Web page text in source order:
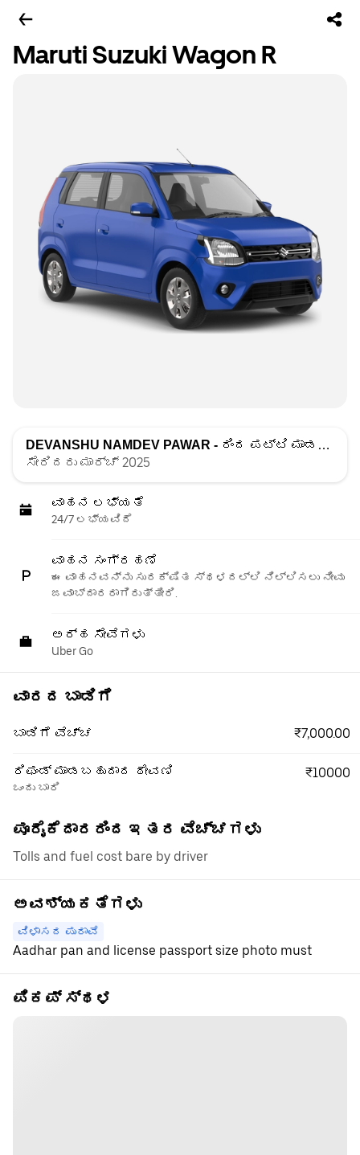
Maruti Suzuki Wagon R
DEVANSHU NAMDEV PAWAR - ರಿಂದ ಪಟ್ಟಿ ಮಾಡಲಾಗಿದೆ
ಸೇರಿದರು ಮಾರ್ಚ್ 2025
ವಾಹನ ಲಭ್ಯತೆ
24/7 ಲಭ್ಯವಿದೆ
ವಾಹನ ಸಂಗ್ರಹಣೆ
ಈ ವಾಹನವನ್ನು ಸುರಕ್ಷಿತ ಸ್ಥಳದಲ್ಲಿ ನಿಲ್ಲಿಸಲು ನೀವು
ಜವಾಬ್ದಾರರಾಗಿರುತ್ತೀರಿ.
ಅರ್ಹ ಸೇವೆಗಳು
Uber Go
ವಾರದ ಬಾಡಿಗೆ
ಬಾಡಿಗೆ ವೆಚ್ಚ ₹7,000.00
ರಿಫಂಡ್ ಮಾಡಬಹುದಾದ ಠೇವಣಿ
ಒಂದು ಬಾರಿ
₹10000
ಪೂರೈಕೆದಾರರಿಂದ ಇತರ ವೆಚ್ಚಗಳು
Tolls and fuel cost bare by driver
ಅವಶ್ಯಕತೆಗಳು
ವಿಳಾಸದ ಪುರಾವೆ
Aadhar pan and license passport size photo must
ಪಿಕಪ್ ಸ್ಥಳ